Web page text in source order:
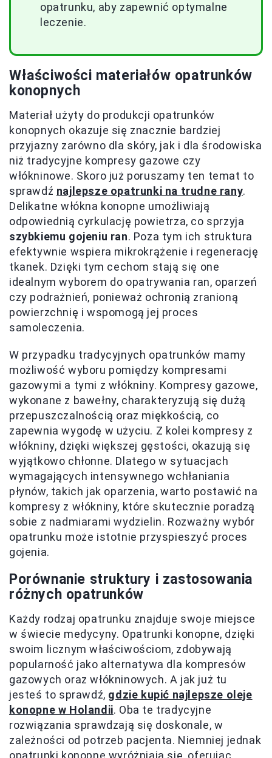
opatrunku, aby zapewnić optymalne
leczenie.
Właściwości materiałów opatrunków
konopnych
Materiał użyty do produkcji opatrunków
konopnych okazuje się znacznie bardziej
przyjazny zarówno dla skóry, jak i dla środowiska
niż tradycyjne kompresy gazowe czy
włókninowe. Skoro już poruszamy ten temat to
sprawdź najlepsze opatrunki na trudne rany.
Delikatne włókna konopne umożliwiają
odpowiednią cyrkulację powietrza, co sprzyja
szybkiemu gojeniu ran. Poza tym ich struktura
efektywnie wspiera mikrokrążenie i regenerację
tkanek. Dzięki tym cechom stają się one
idealnym wyborem do opatrywania ran, oparzeń
czy podrażnień, ponieważ ochronią zranioną
powierzchnię i wspomogą jej proces
samoleczenia.
W przypadku tradycyjnych opatrunków mamy
możliwość wyboru pomiędzy kompresami
gazowymi a tymi z włókniny. Kompresy gazowe,
wykonane z bawełny, charakteryzują się dużą
przepuszczalnością oraz miękkością, co
zapewnia wygodę w użyciu. Z kolei kompresy z
włókniny, dzięki większej gęstości, okazują się
wyjątkowo chłonne. Dlatego w sytuacjach
wymagających intensywnego wchłaniania
płynów, takich jak oparzenia, warto postawić na
kompresy z włókniny, które skutecznie poradzą
sobie z nadmiarami wydzielin. Rozważny wybór
opatrunku może istotnie przyspieszyć proces
gojenia.
Porównanie struktury i zastosowania
różnych opatrunków
Każdy rodzaj opatrunku znajduje swoje miejsce
w świecie medycyny. Opatrunki konopne, dzięki
swoim licznym właściwościom, zdobywają
popularność jako alternatywa dla kompresów
gazowych oraz włókninowych. A jak już tu
jesteś to sprawdź, gdzie kupić najlepsze oleje
konopne w Holandii. Oba te tradycyjne
rozwiązania sprawdzają się doskonale, w
zależności od potrzeb pacjenta. Niemniej jednak
opatrunki konopne wyróżniają się, oferując